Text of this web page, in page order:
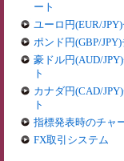
ート
ユーロ円(EUR/
ポンド円(GBP/JPY)
豪ドル円(AUD/
ト
カナダ円(CAD/
ト
指標発表時のチャ
FX取引システム